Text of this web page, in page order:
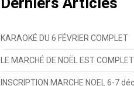
KARAOKÉ DU 6 FÉVRIER COMPLET
LE MARCHÉ DE NOËL EST COMPLET
INSCRIPTION MARCHE NOEL 6-7